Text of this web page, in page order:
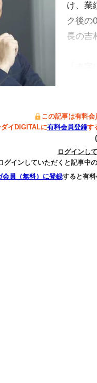
け、業
ク後の
長の吉
この記事は有料会
ダイDIGITALに有料会員登録す
ログインし
グインしていただくと記事中
会員（無料）に登録すると有料